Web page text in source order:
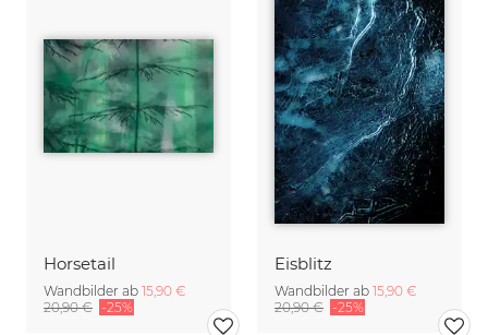
Horsetail
Wandbilder ab 15,90 €
20,90 € -25%
Eisblitz
Wandbilder ab 15,90 €
20,90 € -25%